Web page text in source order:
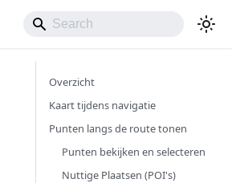
Overzicht
Kaart tijdens navigatie
Punten langs de route tonen
Punten bekijken en selecteren
Nuttige Plaatsen (POI's)